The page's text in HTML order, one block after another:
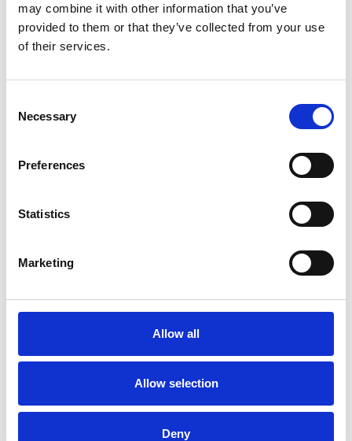
may combine it with other information that you’ve
provided to them or that they’ve collected from your use
of their services.
Selection
Necessary
Preferences
Statistics
Marketing
Allow all
Allow selection
Deny
CON
Stilema Teatro
REGALA EMOZIONI,
originale da vivere o da donare, per chi ama il teatro e
la cultura.
VAI AGLI SPETTACOLI